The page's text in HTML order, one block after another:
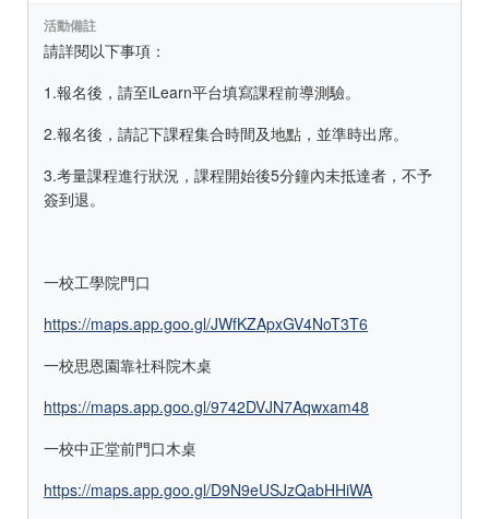
活動備註
請詳閱以下事項：
1.報名後，請至iLearn平台填寫課程前導測驗。
2.報名後，請記下課程集合時間及地點，並準時出席。
3.考量課程進行狀況，課程開始後5分鐘內未抵達者，不予
簽到退。
一校工學院門口
https://maps.app.goo.gl/JWfKZApxGV4NoT3T6
一校思恩園靠社科院木桌
https://maps.app.goo.gl/9742DVJN7Aqwxam48
一校中正堂前門口木桌
https://maps.app.goo.gl/D9N9eUSJzQabHHiWA